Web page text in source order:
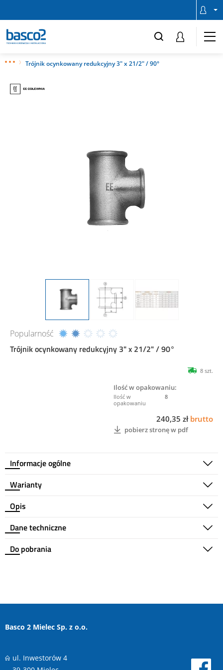
Trójnik ocynkowany redukcyjny 3" x 21/2" / 90°
Popularność
Trójnik ocynkowany redukcyjny 3" x 21/2" / 90°
Informacje ogólne
8 szt.
Ilość w opakowaniu:
8
240,35 zł brutto
pobierz stronę w pdf
Warianty
Opis
Dane techniczne
Do pobrania
Basco 2 Mielec Sp. z o.o.
ul. Inwestorów 4